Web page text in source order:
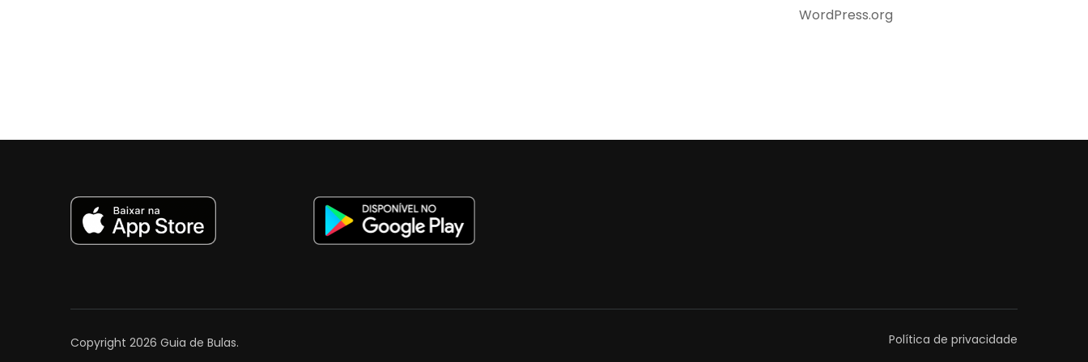
WordPress.org
Copyright 2026 Guia de Bulas. Política de privacidade